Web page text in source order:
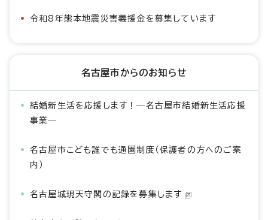
令和8年熊本地震災害義援金を募集しています
名古屋市からのお知らせ
結婚新生活を応援します！―名古屋市結婚新生活応援
事業―
名古屋市こども誰でも通園制度（保護者の方へのご案
内）
名古屋城現天守閣の記録を募集します